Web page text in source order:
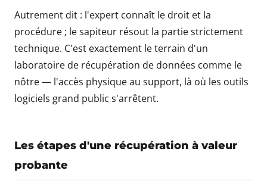
Autrement dit : l'expert connaît le droit et la
procédure ; le sapiteur résout la partie strictement
technique. C'est exactement le terrain d'un
laboratoire de récupération de données comme le
nôtre — l'accès physique au support, là où les outils
logiciels grand public s'arrêtent.
Les étapes d'une récupération à valeur
probante